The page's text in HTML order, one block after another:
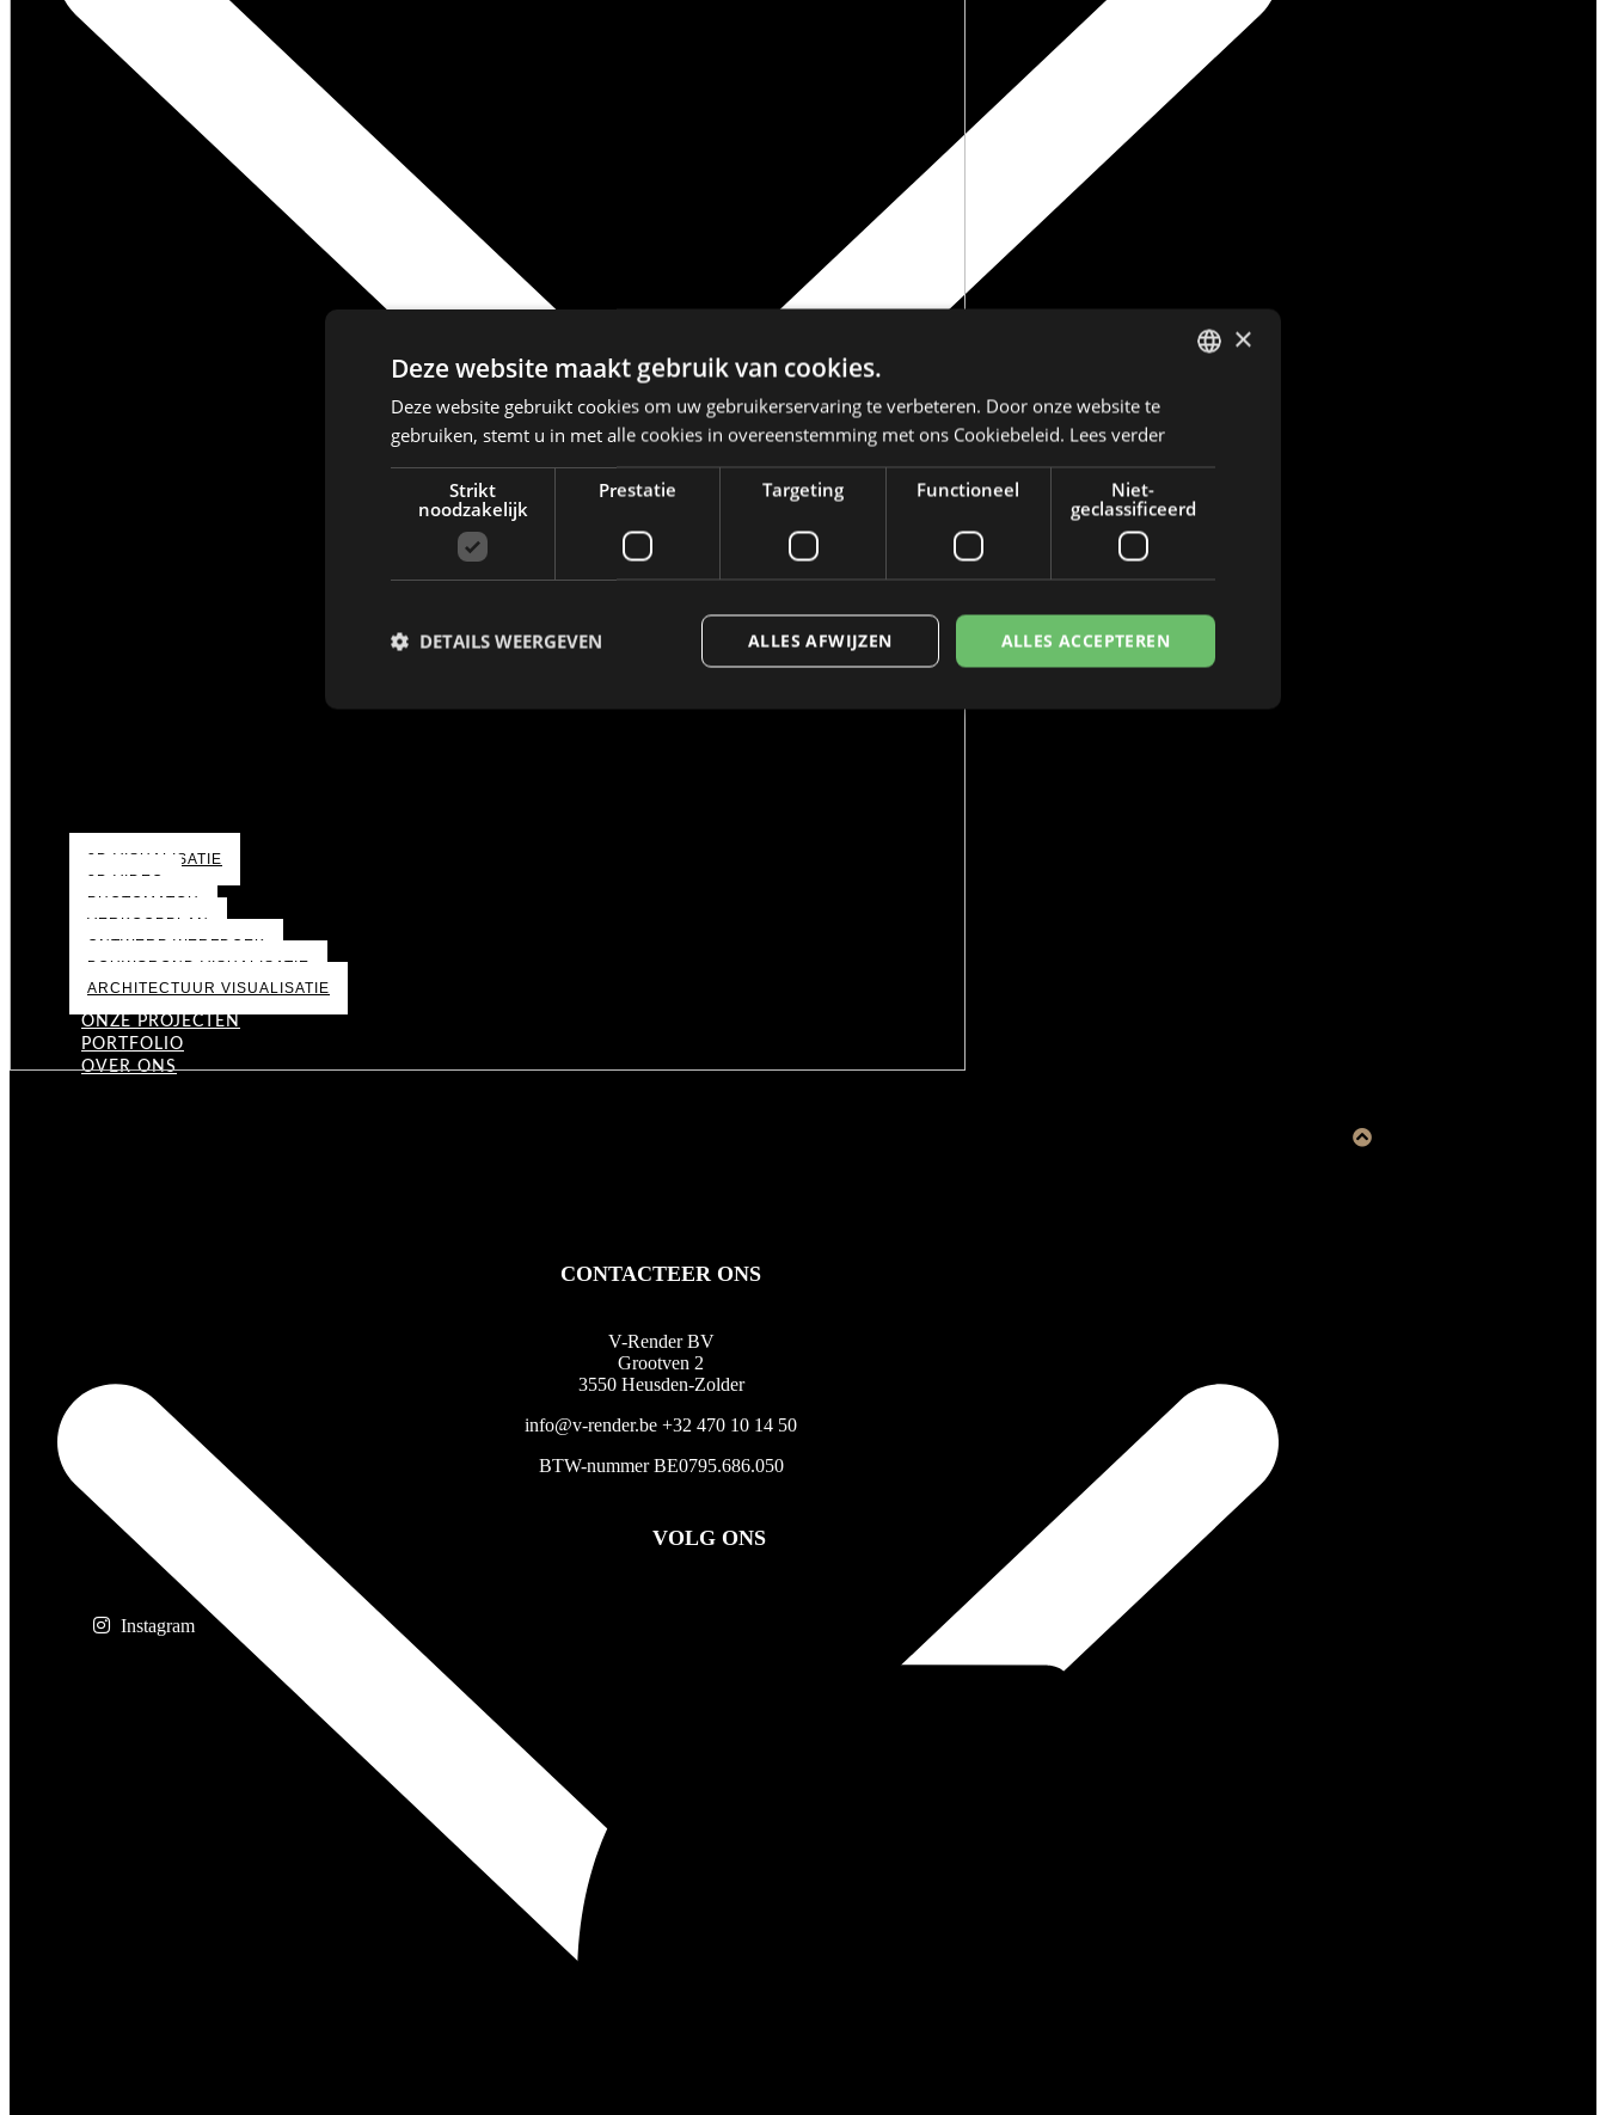
3D VISUALISATIE
3D VIDEO
PHOTOMATCH
VERKOOPPLAN
ONTWERP WERFDOEK
BOUWGROND VISUALISATIE
ARCHITECTUUR VISUALISATIE
ONZE PROJECTEN
PORTFOLIO
OVER ONS
CONTACTEER ONS
V-Render BV
Grootven 2
3550 Heusden-Zolder
info@v-render.be +32 470 10 14 50
BTW-nummer BE0795.686.050
VOLG ONS
Instagram
×
Deze website maakt gebruik van cookies.
Deze website gebruikt cookies om uw gebruikerservaring te verbeteren. Door onze website te
gebruiken, stemt u in met alle cookies in overeenstemming met ons Cookiebeleid. Lees verder
Strikt
noodzakelijk
Prestatie Targeting Functioneel
Niet-
geclassificeerd
ALLES ACCEPTEREN
ALLES AFWIJZEN
DETAILS WEERGEVEN